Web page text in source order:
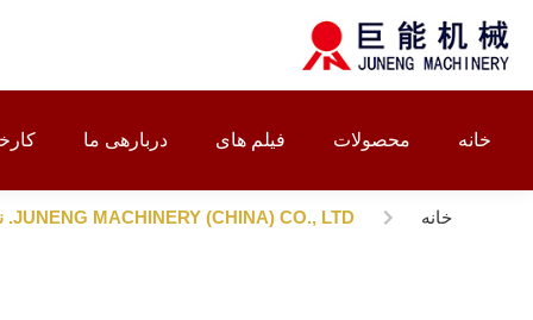
خانه محصولات فیلم های دربارهی ما
خانه JUNENG MACHINERY (CHINA) CO., LTD. نقشه سایت